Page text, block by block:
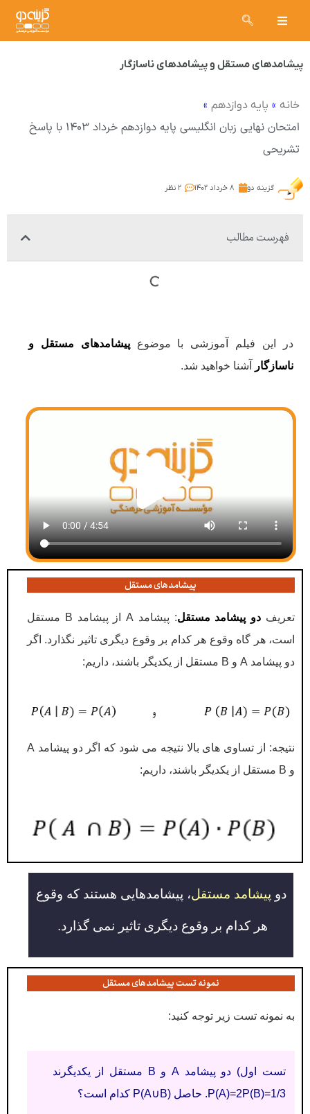
پیشامدهای مستقل و پیشامدهای ناسازگار
خانه » پایه دوازدهم »
امتحان نهایی زبان انگلیسی پایه دوازدهم خرداد ۱۴۰۳ با پاسخ
تشریحی
گزینه دو ۸ خرداد ۱۴۰۲ ۲ نظر
فهرست مطالب
در این فیلم آموزشی با موضوعپیشامدهای مستقل و
ناسازگار
آشنا خواهید شد.
پیشامدهای مستقل
تعریف دو پیشامد مستقل
: پیشامد A از پیشامد B مستقل
است، هر گاه وقوع هر کدام بر وقوع دیگری تاثیر نگذارد. اگر
دو پیشامد A و B مستقل از یکدیگر باشند، داریم:
نتیجه: از تساوی های بالا نتیجه می شود که اگر دو پیشامد A
و B مستقل از یکدیگر باشند، داریم:
دو پیشامد مستقل، پیشامدهایی هستند که وقوع
هر کدام بر وقوع دیگری تاثیر نمی گذارد.
نمونه تست پیشامدهای مستقل
به نمونه تست زیر توجه کنید:
تست اول) دو پیشامد A و B مستقل از یکدیگرند
P(A)=2P(B)=1/3. حاصل P(A∪B) کدام است؟